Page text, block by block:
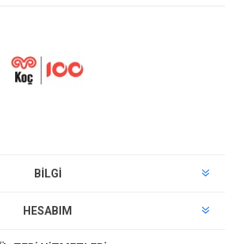
BILGI
HESABIM